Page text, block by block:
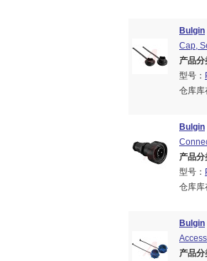
Bulgin
Cap,
产品
型号：
仓库库
Bulgin
产品
型号：
仓库库
Bulgin
产品